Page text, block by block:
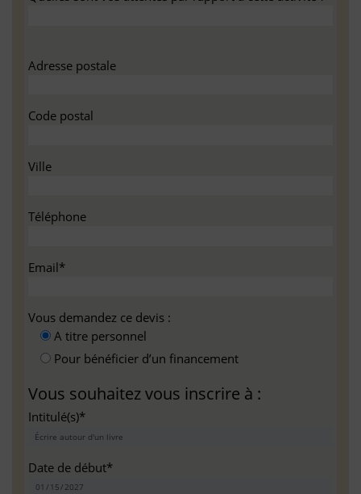
Adresse postale
Code postal
Ville
Téléphone
Email*
Vous demandez ce devis :
A titre personnel
Pour bénéficier d’un financement
Vous souhaitez vous inscrire à :
Intitulé(s)*
Date de début*